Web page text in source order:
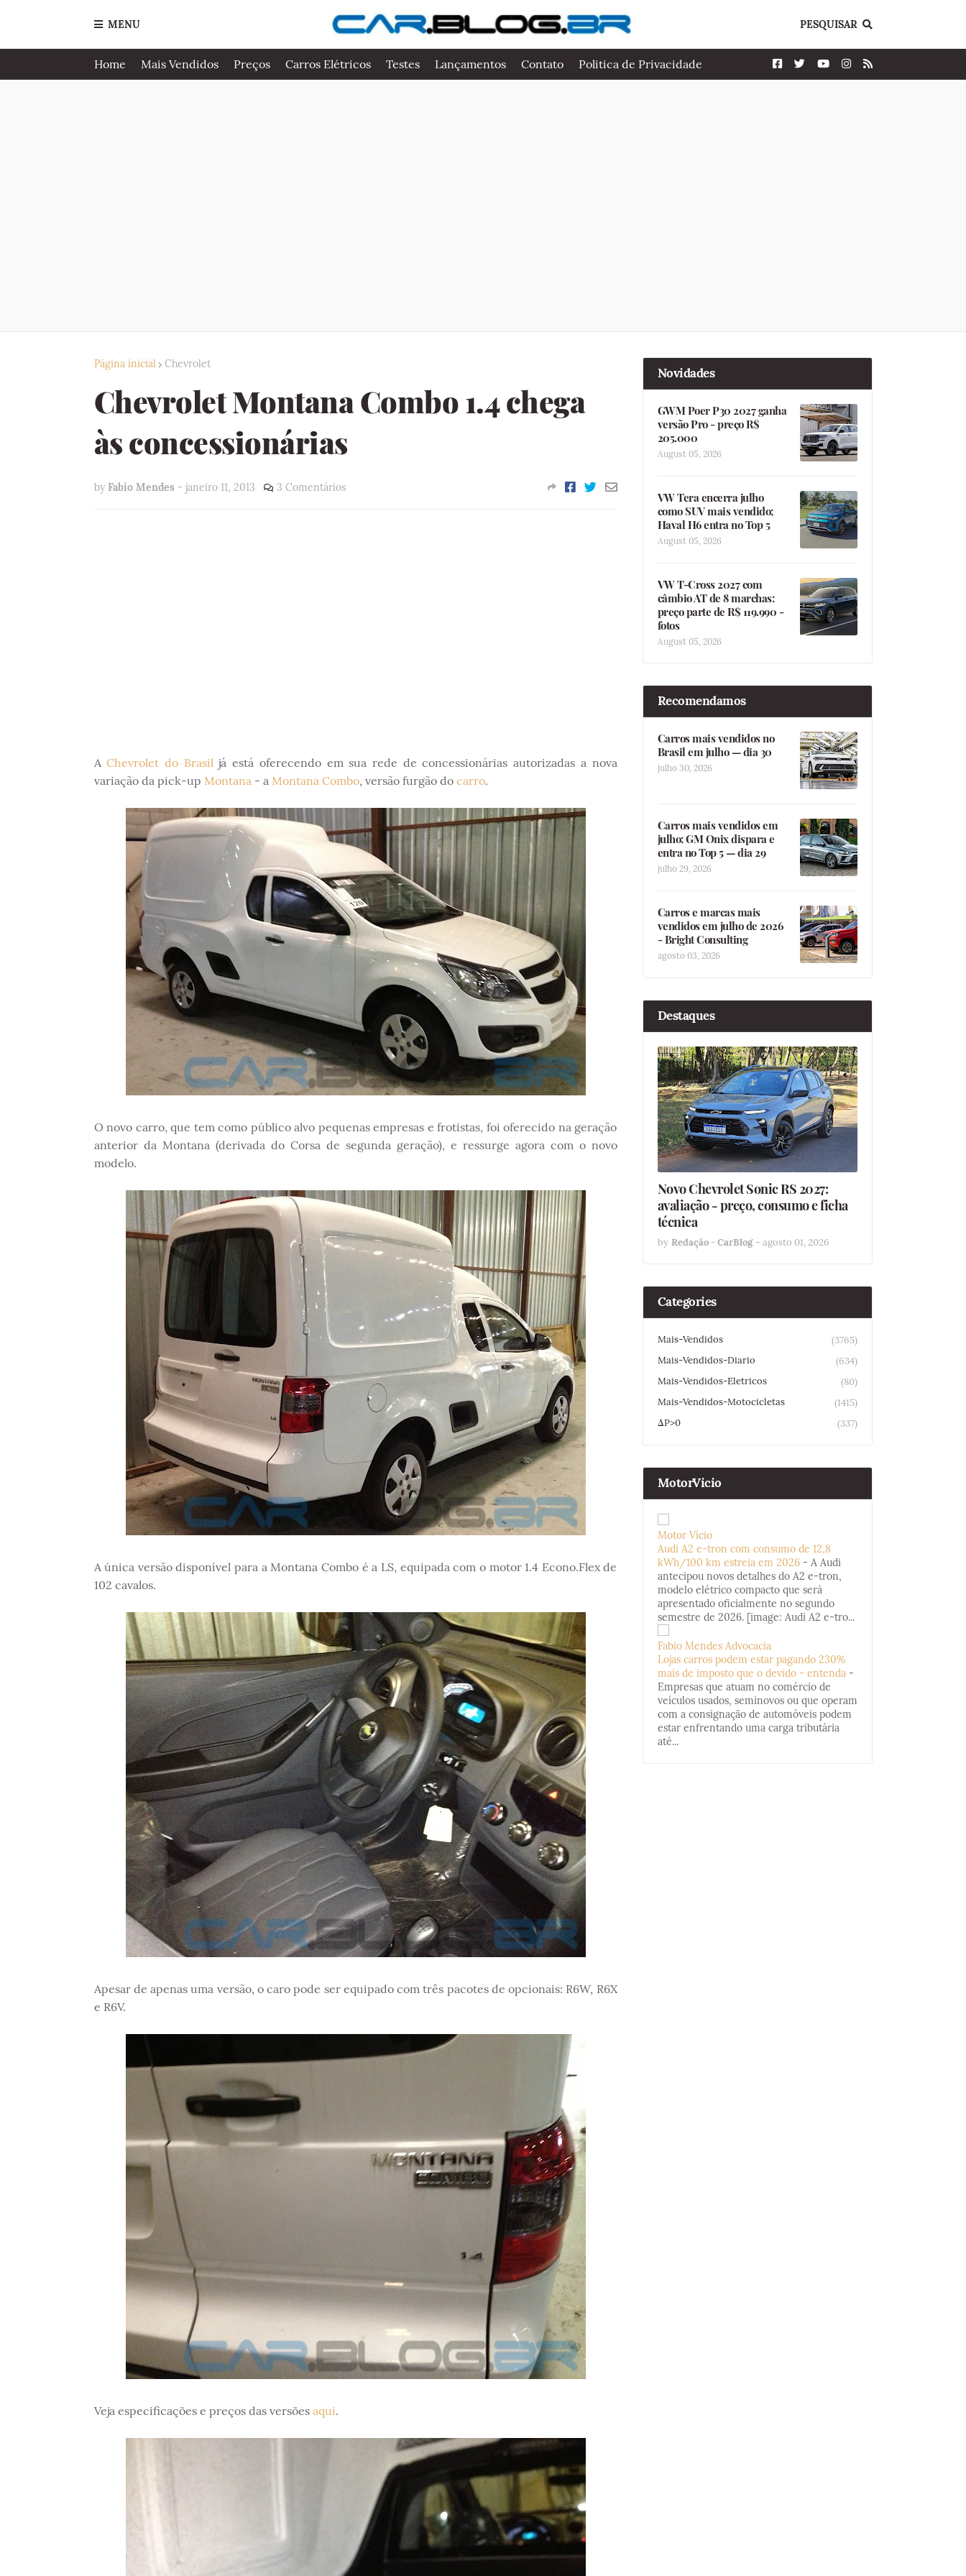
MENU PESQUISAR
Home Mais Vendidos Preços Carros Elétricos Testes Lançamentos Contato Politica de Privacidade
Página inicial Chevrolet
Chevrolet Montana Combo 1.4 chega
às concessionárias
by Fabio Mendes - janeiro 11, 2013 3 Comentários
AChevrolet do Brasiljá está oferecendo em sua rede de concessionárias autorizadas a nova
variação da pick-up Montana- a Montana Combo, versão furgão do carro.
O novo carro, que tem como público alvo pequenas empresas e frotistas, foi oferecido na geração
anterior da Montana (derivada do Corsa de segunda geração), e ressurge agora com o novo
modelo.
A única versão disponível para a Montana Combo é a LS, equipada com o motor 1.4 Econo.Flex de
102 cavalos.
Apesar de apenas uma versão, o caro pode ser equipado com três pacotes de opcionais: R6W, R6X
e R6V.
Veja especificações e preços das versões aqui.
Novidades
GWM Poer P30 2027 ganha
versão Pro - preço R$
205.000
August 05, 2026
VW Tera encerra julho
como SUV mais vendido;
Haval H6 entra no Top 5
August 05, 2026
VW T-Cross 2027 com
câmbio AT de 8 marchas:
preço parte de R$ 119.990 -
fotos
August 05, 2026
Recomendamos
Carros mais vendidos no
Brasil em julho — dia 30
julho 30, 2026
Carros mais vendidos em
julho: GM Onix dispara e
entra no Top 5 — dia 29
julho 29, 2026
Carros e marcas mais
vendidos em julho de 2026
- Bright Consulting
agosto 03, 2026
Destaques
Novo Chevrolet Sonic RS 2027:
avaliação - preço, consumo e ficha
técnica
by Redação - CarBlog - agosto 01, 2026
Categories
Mais-Vendidos
(3765)
Mais-Vendidos-Diario
(634)
Mais-Vendidos-Eletricos
(80)
Mais-Vendidos-Motocicletas
(1415)
ΔP>0
(337)
MotorVicio
Motor Vício
Audi A2 e-tron com consumo de 12,8
kWh/100 km estreia em 2026 - A Audi
antecipou novos detalhes do A2 e-tron,
modelo elétrico compacto que será
apresentado oficialmente no segundo
semestre de 2026. [image: Audi A2 e-tro...
Fabio Mendes Advocacia
Lojas carros podem estar pagando 230%
mais de imposto que o devido - entenda -
Empresas que atuam no comércio de
veículos usados, seminovos ou que operam
com a consignação de automóveis podem
estar enfrentando uma carga tributária
até...